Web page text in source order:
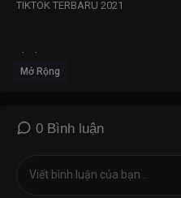
TIKTOK TERBARU 2021
Playlist :
3. DJ BETA JANJI BETA JAGA
6. DJ CINTA TEGARKAN HATIKU
Mở Rộng
0 Bình luận